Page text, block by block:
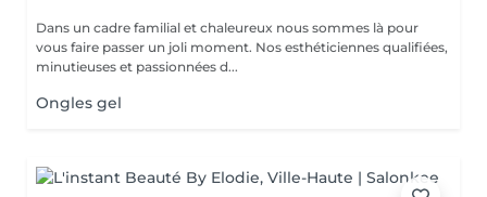
Dans un cadre familial et chaleureux nous sommes là pour
vous faire passer un joli moment. Nos esthéticiennes qualifiées,
minutieuses et passionnées d...
Ongles gel